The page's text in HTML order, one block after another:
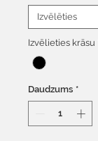
Izvēlieties krāsu
Daudzums *